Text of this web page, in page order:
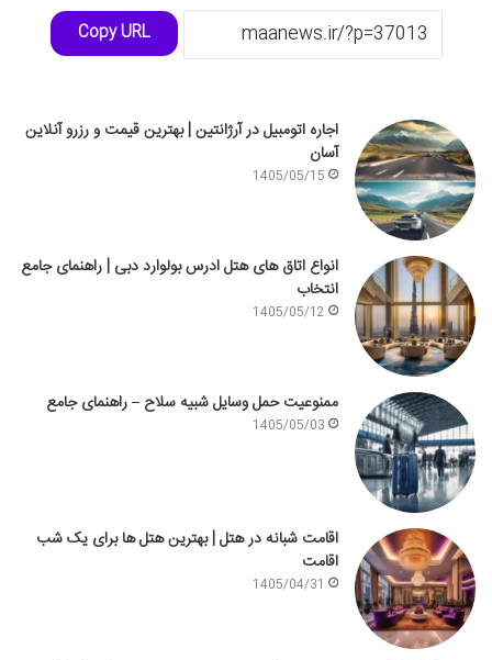
Copy URL
اجاره اتومبیل در آرژانتین | بهترین قیمت و رزرو آنلاین
آسان
1405/05/15
انواع اتاق های هتل ادرس بولوارد دبی | راهنمای جامع
انتخاب
1405/05/12
ممنوعیت حمل وسایل شبیه سلاح – راهنمای جامع
1405/05/03
اقامت شبانه در هتل | بهترین هتل ها برای یک شب
اقامت
1405/04/31